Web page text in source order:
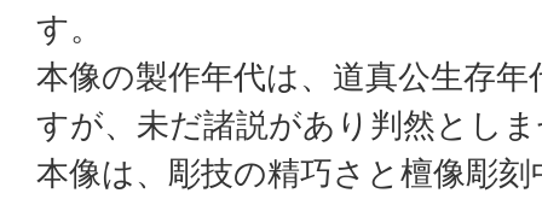
す。
本像の製作年代は、道真公生存
すが、未だ諸説があり判然とし
本像は、彫技の精巧さと檀像彫